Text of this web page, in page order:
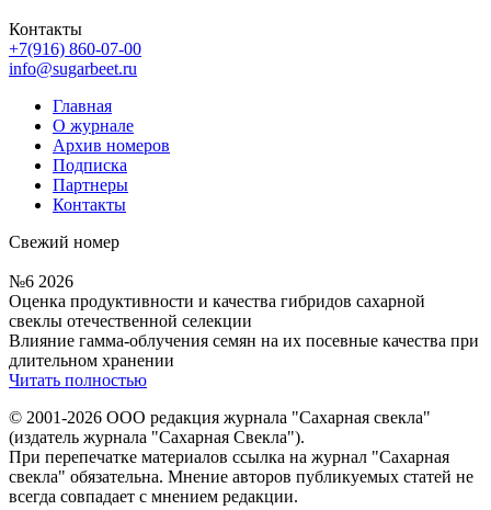
Контакты
+7(916) 860-07-00
info@sugarbeet.ru
Главная
О журнале
Архив номеров
Подписка
Партнеры
Контакты
Свежий номер
№6 2026
Оценка продуктивности и качества гибридов сахарной
свеклы отечественной селекции
Влияние гамма-облучения семян на их посевные качества при
длительном хранении
Читать полностью
© 2001-2026 ООО редакция журнала "Сахарная свекла"
(издатель журнала "Сахарная Свекла").
При перепечатке материалов ссылка на журнал "Сахарная
свекла" обязательна. Мнение авторов публикуемых статей не
всегда совпадает с мнением редакции.